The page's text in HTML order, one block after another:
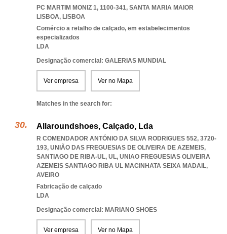
PC MARTIM MONIZ 1, 1100-341, SANTA MARIA MAIOR
LISBOA, LISBOA
Comércio a retalho de calçado, em estabelecimentos
especializados
LDA
Designação comercial: GALERIAS MUNDIAL
Ver empresa Ver no Mapa
Matches in the search for:
Allaroundshoes, Calçado, Lda
R COMENDADOR ANTÓNIO DA SILVA RODRIGUES 552, 3720-
193, UNIÃO DAS FREGUESIAS DE OLIVEIRA DE AZEMEIS,
SANTIAGO DE RIBA-UL, UL, UNIAO FREGUESIAS OLIVEIRA
AZEMEIS SANTIAGO RIBA UL MACINHATA SEIXA MADAIL,
AVEIRO
Fabricação de calçado
LDA
Designação comercial: MARIANO SHOES
Ver empresa Ver no Mapa